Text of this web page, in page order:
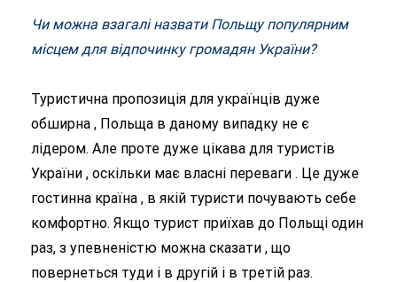
Чи можна взагалі назвати Польщу популярним
місцем для відпочинку громадян України?
Туристична пропозиція для українців дуже
обширна , Польща в даному випадку не є
лідером. Але проте дуже цікава для туристів
України , оскільки має власні переваги . Це дуже
гостинна країна , в якій туристи почувають себе
комфортно. Якщо турист приїхав до Польщі один
раз, з упевненістю можна сказати , що
повернеться туди і в другій і в третій раз.